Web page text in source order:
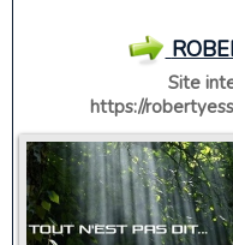
Site
https://